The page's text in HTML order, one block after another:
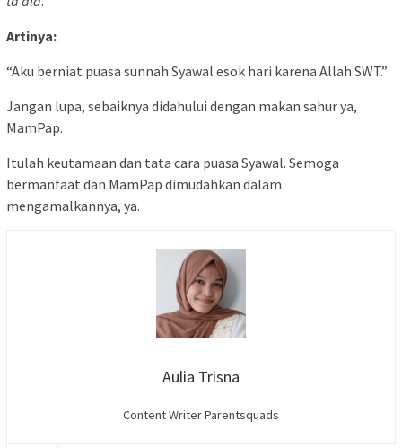
Artinya:
“Aku berniat puasa sunnah Syawal esok hari karena Allah SWT.”
Jangan lupa, sebaiknya didahului dengan makan sahur ya,
MamPap.
Itulah keutamaan dan tata cara puasa Syawal. Semoga
bermanfaat dan MamPap dimudahkan dalam
mengamalkannya, ya.
Aulia Trisna
Content Writer Parentsquads